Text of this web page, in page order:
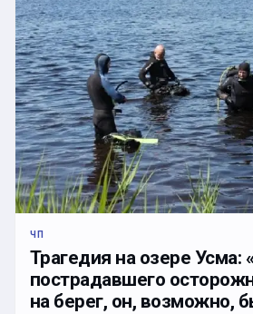
ЧП
Трагедия на озере Усма:
пострадавшего
на берег, он, возможно,